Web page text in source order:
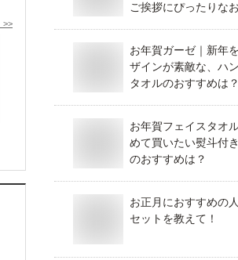
>>
ご挨拶にぴったりなお
お年賀ガーゼ｜新年
ザインが素敵な、ハ
タオルのおすすめは？
お年賀フェイスタオ
めて買いたい熨斗付
のおすすめは？
お正月におすすめの
セットを教えて！